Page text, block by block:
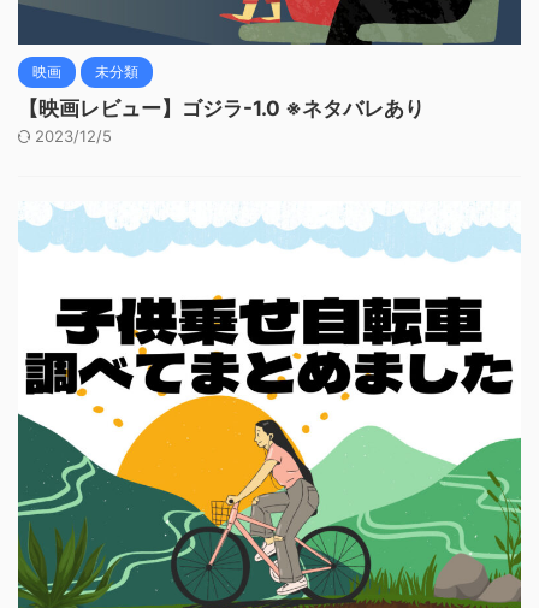
映画 未分類
【映画レビュー】ゴジラ-1.0 ※ネタバレあり
2023/12/5